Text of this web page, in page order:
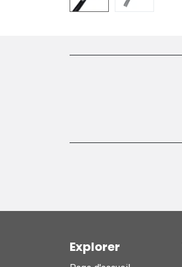
Explorer